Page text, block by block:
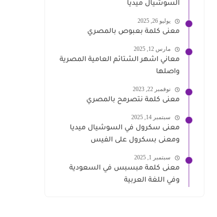
السوشيال ميديا
يوليو 26, 2025
معنى كلمة بعبوص بالمصري
مارس 12, 2025
معاني اشهر الشتائم العامية المصرية
واصلها
نوفمبر 22, 2023
معنى كلمة نتصرمح بالمصري
سبتمبر 14, 2025
معنى سكرول في السوشيال ميديا
ومعنى بسكرول على الفيس
سبتمبر 1, 2025
معنى كلمة مبسبس في السعودية
وفي اللغة العربية